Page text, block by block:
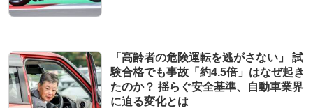
「高齢者の危険運転を逃がさない」 試
験合格でも事故「約4.5倍」はなぜ起き
たのか？ 揺らぐ安全基準、自動車業界
に迫る変化とは